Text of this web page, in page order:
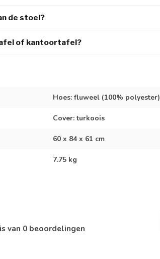
de stoel?
of kantoortafel?
Hoes: fluweel (100% polyester)
Cover: turkoois
60 x 84 x 61 cm
7.75 kg
van 0 beoordelingen